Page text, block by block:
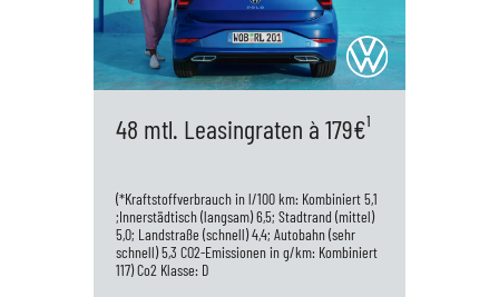
48 mtl. Leasingraten à 179€¹
(*Kraftstoffverbrauch in l/100 km: Kombiniert 5,1
;Innerstädtisch (langsam) 6,5; Stadtrand (mittel)
5,0; Landstraße (schnell) 4,4; Autobahn (sehr
schnell) 5,3 CO2-Emissionen in g/km: Kombiniert
117) Co2 Klasse: D